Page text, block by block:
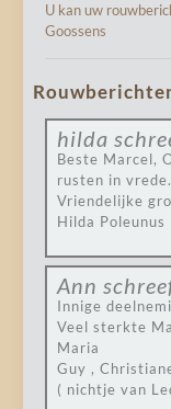
U kan uw
Goossens
hilda
Beste Marcel,
rusten in vrede.
Vriendelijke
Hilda Poleunus
Ann
Innige
Veel sterkte
Maria
Guy ,
( nichtje van